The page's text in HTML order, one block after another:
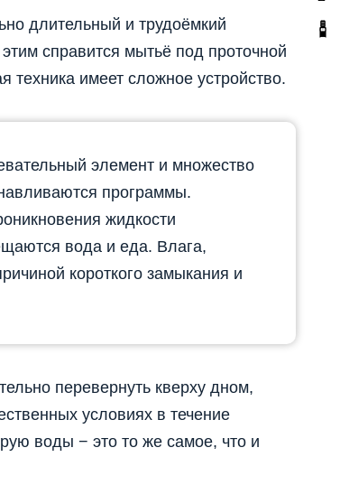
длительный и трудоёмкий
справится мытьё под проточной
техника имеет сложное устройство.
элемент и множество
программы.
жидкости
вода и еда. Влага,
короткого замыкания и
перевернуть кверху дном,
условиях в течение
воды − это то же самое, что и